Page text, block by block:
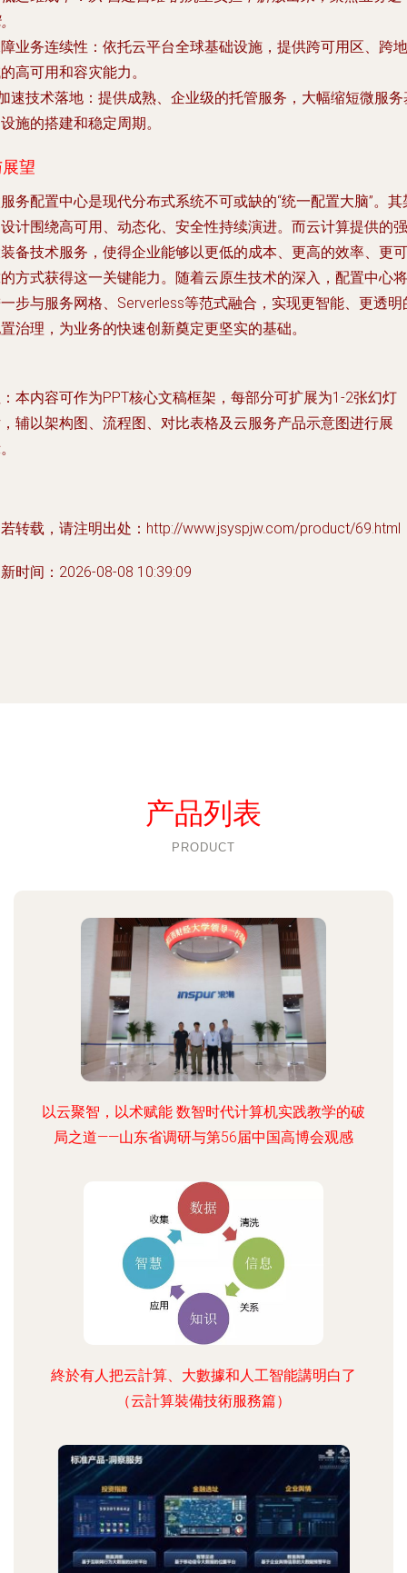
业务连续性 ：依托云平台全球基础设施，提供跨可用区、跨地
高可用和容灾能力。
速技术落地 ：提供成熟、企业级的托管服务，大幅缩短微服务
施的搭建和稳定周期。
望
务配置中心是现代分布式系统不可或缺的“统一配置大脑”。其
计围绕高可用、动态化、安全性持续演进。而云计算提供的强
备技术服务，使得企业能够以更低的成本、更高的效率、更可
方式获得这一关键能力。随着云原生技术的深入，配置中心将
步与服务网格、Serverless等范式融合，实现更智能、更透明
治理，为业务的快速创新奠定更坚实的基础。
：本内容可作为PPT核心文稿框架，每部分可扩展为1-2张幻灯
辅以架构图、流程图、对比表格及云服务产品示意图进行展
转载，请注明出处：http://www.jsyspjw.com/product/69.html
时间：2026-08-08 10:39:09
产品列表
PRODUCT
以云聚智，以术赋能 数智时代计算机实践教学的破
局之道——山东省调研与第56届中国高博会观感
終於有人把云計算、大數據和人工智能講明白了
（云計算裝備技術服務篇）